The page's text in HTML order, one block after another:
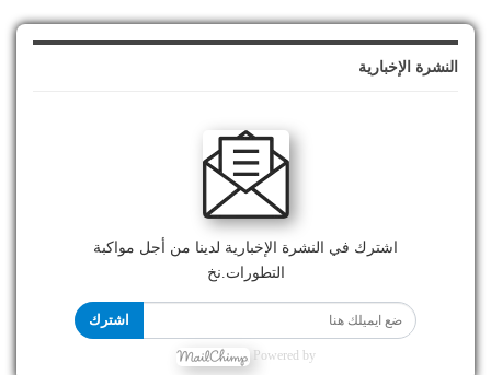
النشرة الإخبارية
اشترك في النشرة الإخبارية لدينا من أجل مواكبة
التطورات.نخ
اشترك
Powered by